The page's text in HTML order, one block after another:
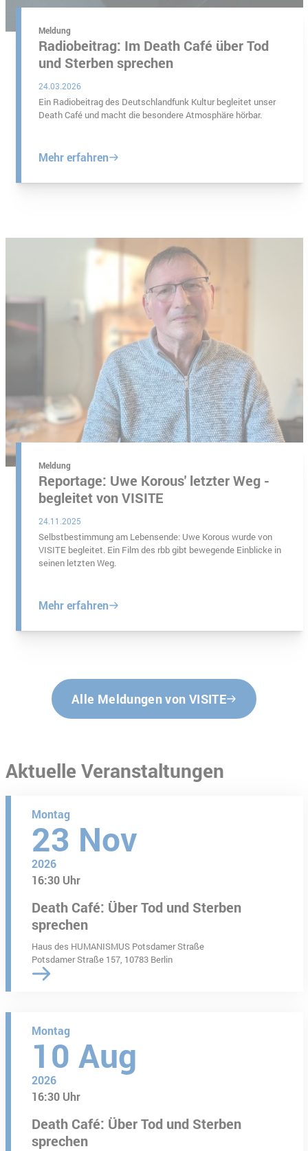
Meldung
Radiobeitrag: Im Death Café über Tod
und Sterben sprechen
24.03.2026
Ein Radiobeitrag des Deutschlandfunk Kultur begleitet unser
Death Café und macht die besondere Atmosphäre hörbar.
Mehr erfahren
Meldung
Reportage: Uwe Korous' letzter Weg -
begleitet von VISITE
24.11.2025
Selbstbestimmung am Lebensende: Uwe Korous wurde von
VISITE begleitet. Ein Film des rbb gibt bewegende Einblicke in
seinen letzten Weg.
Mehr erfahren
Alle Meldungen von VISITE
Aktuelle Veranstaltungen
Montag
23 Nov
2026
16:30 Uhr
Death Café: Über Tod und Sterben
sprechen
Haus des HUMANISMUS Potsdamer Straße
Potsdamer Straße 157, 10783 Berlin
Montag
10 Aug
2026
16:30 Uhr
Death Café: Über Tod und Sterben
sprechen